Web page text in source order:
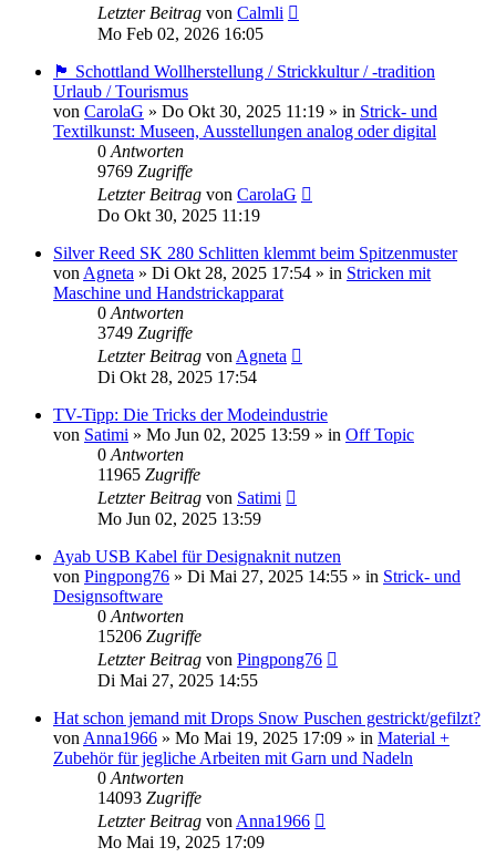
Letzter Beitrag von Calmli
Mo Feb 02, 2026 16:05
🏴󠁧󠁢󠁳󠁣󠁴󠁿 Schottland Wollherstellung / Strickkultur / -tradition
Urlaub / Tourismus
von CarolaG » Do Okt 30, 2025 11:19 » in Strick- und
Textilkunst: Museen, Ausstellungen analog oder digital
0 Antworten
9769 Zugriffe
Letzter Beitrag von CarolaG
Do Okt 30, 2025 11:19
Silver Reed SK 280 Schlitten klemmt beim Spitzenmuster
von Agneta » Di Okt 28, 2025 17:54 » in Stricken mit
Maschine und Handstrickapparat
0 Antworten
3749 Zugriffe
Letzter Beitrag von Agneta
Di Okt 28, 2025 17:54
TV-Tipp: Die Tricks der Modeindustrie
von Satimi » Mo Jun 02, 2025 13:59 » in Off Topic
0 Antworten
11965 Zugriffe
Letzter Beitrag von Satimi
Mo Jun 02, 2025 13:59
Ayab USB Kabel für Designaknit nutzen
von Pingpong76 » Di Mai 27, 2025 14:55 » in Strick- und
Designsoftware
0 Antworten
15206 Zugriffe
Letzter Beitrag von Pingpong76
Di Mai 27, 2025 14:55
Hat schon jemand mit Drops Snow Puschen gestrickt/gefilzt?
von Anna1966 » Mo Mai 19, 2025 17:09 » in Material +
Zubehör für jegliche Arbeiten mit Garn und Nadeln
0 Antworten
14093 Zugriffe
Letzter Beitrag von Anna1966
Mo Mai 19, 2025 17:09